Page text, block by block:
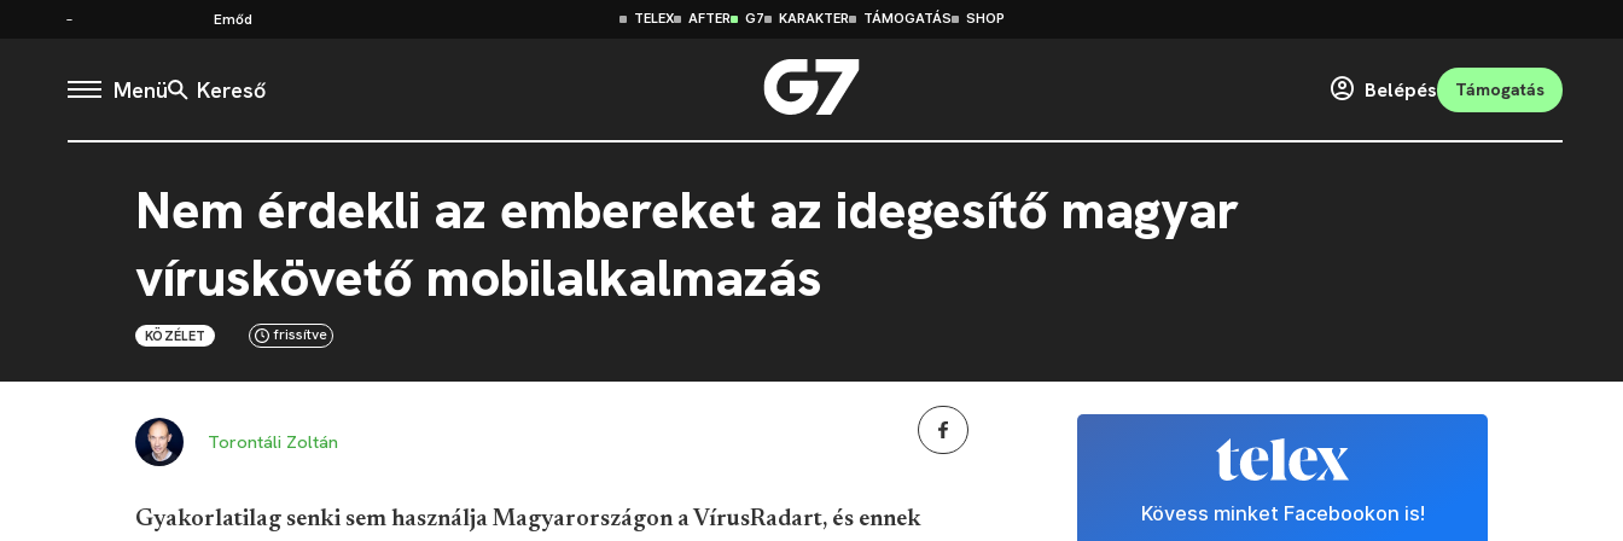
Emőd TELEX AFTER G7 KARAKTER TÁMOGATÁS SHOP
Menü Kereső Belépés Támogatás
Nem érdekli az embereket az idegesítő magyar
víruskövető mobilalkalmazás
KÖZÉLET frissítve
Torontáli Zoltán
Gyakorlatilag senki sem használja Magyarországon a VírusRadart, és ennek Kövess minket Facebookon is!